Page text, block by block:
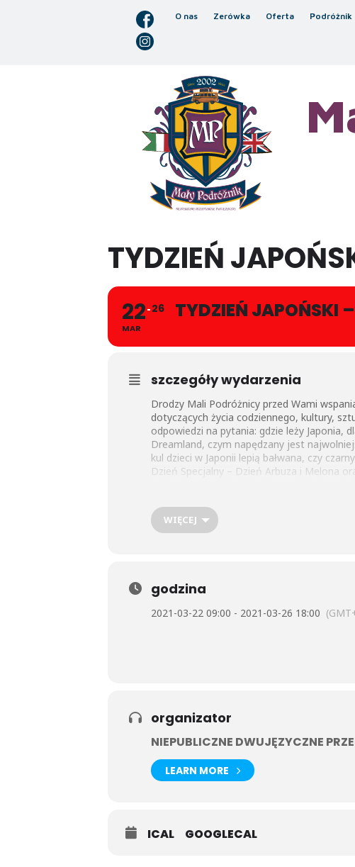
O nas Zerówka Oferta Podróżnik
TYDZIEŃ
22
MAR
26 TYDZIEŃ JAPOŃSKI
szczegóły wydarzenia
Drodzy Mali Podróżnicy przed Wami
dotyczących życia codziennego, kultury,
odpowiedzi na pytania: gdzie leży Japonia,
Dreamland, czym napędzany jest
kul dzieci w Japonii lepią bałwana, czy
Dzień Specjalny – Dzień Arbuza i Melona
WIĘCEJ
godzina
2021-03-22 09:00 - 2021-03-26 18:00
organizator
NIEPUBLICZNE DWUJĘZYCZNE
LEARN MORE
ICAL GOOGLECAL